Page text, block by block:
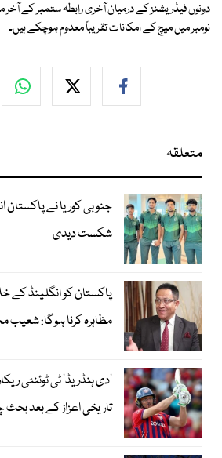
دونوں فیڈریشنز کے درمیان آخری رابطہ ستمبر کے آخر
نومبر میں میچ کے امکانات تقریباً معدوم ہوچکے ہیں۔
متعلقہ
شکست دیدی
پاکستان کو انگلینڈ کے
مظاہرہ کرنا ہوگا: شعیب
’دی ہنڈریڈ‘ ٹی ٹوئنٹی
تاریخی اعزاز کے بعد